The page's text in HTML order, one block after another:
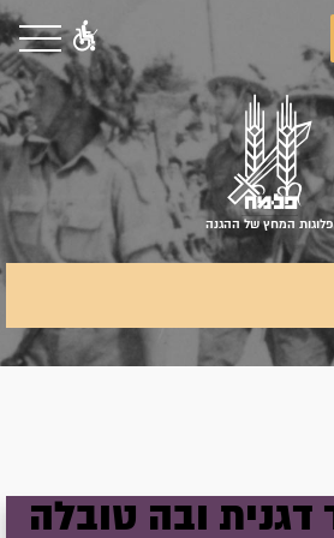
פלוגות המחץ של ההגנה
דגנית ובה טובלה